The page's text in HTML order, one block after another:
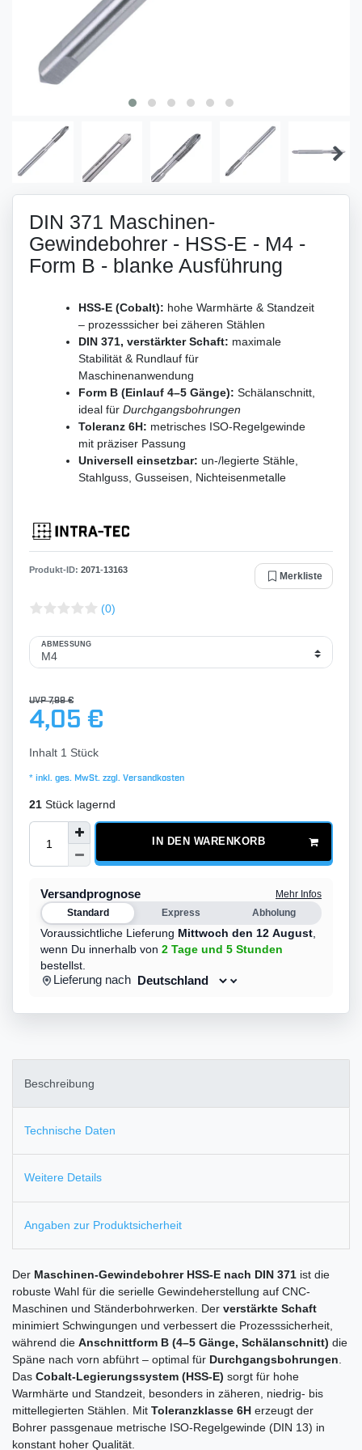
DIN 371 Maschinen-
Gewindebohrer - HSS-E - M4 -
Form B - blanke Ausführung
HSS-E (Cobalt): hohe Warmhärte & Standzeit
– prozesssicher bei zäheren Stählen
DIN 371, verstärkter Schaft: maximale
Stabilität & Rundlauf für
Maschinenanwendung
Form B (Einlauf 4–5 Gänge): Schälanschnitt,
ideal für Durchgangsbohrungen
Toleranz 6H: metrisches ISO-Regelgewinde
mit präziser Passung
Universell einsetzbar: un-/legierte Stähle,
Stahlguss, Gusseisen, Nichteisenmetalle
Produkt-ID: 2071-13163
Merkliste
(0)
ABMESSUNG
UVP 7,99 €
4,05 €
Inhalt 1 Stück
* inkl. ges. MwSt. zzgl. Versandkosten
21 Stück lagernd
IN DEN WARENKORB
Versandprognose
Mehr Infos
Standard
Express Abholung
Voraussichtliche Lieferung Mittwoch den 12 August
wenn Du innerhalb von 2 Tage und 5 Stunden
bestellst.
Lieferung nach
Beschreibung
Technische Daten
Weitere Details
Angaben zur Produktsicherheit
Der Maschinen-Gewindebohrer HSS-E nach DIN 371 ist die
robuste Wahl für die serielle Gewindeherstellung auf CNC-
Maschinen und Ständerbohrwerken. Der verstärkte Schaft
minimiert Schwingungen und verbessert die Prozesssicherheit,
während die Anschnittform B (4–5 Gänge, Schälanschnitt) die
Späne nach vorn abführt – optimal für Durchgangsbohrungen
Das Cobalt-Legierungssystem (HSS-E) sorgt für hohe
Warmhärte und Standzeit, besonders in zäheren, niedrig- bis
mittellegierten Stählen. Mit Toleranzklasse 6H erzeugt der
Bohrer passgenaue metrische ISO-Regelgewinde (DIN 13) in
konstant hoher Qualität.